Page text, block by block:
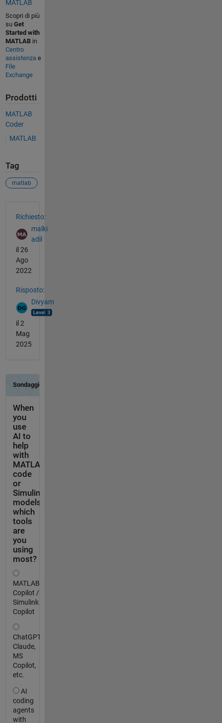
MATLAB
Scopri di più
su Get
Started with
MATLABin
Centro
assistenza e
File
Exchange
Prodotti
MATLAB
Coder
MATLAB
Tag
matlab
Richiesto:
malki
adil
il 26
Ago
2022
Risposto:
Divyam
il 2
Mag
2025